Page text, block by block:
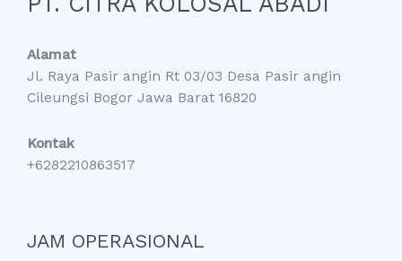
Alamat
Jl. Raya Pasir angin Rt 03/03 Desa Pasir angin
Cileungsi Bogor Jawa Barat 16820
Kontak
+6282210863517
JAM OPERASIONAL